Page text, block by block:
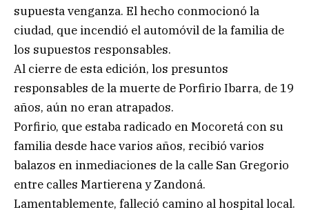
supuesta venganza. El hecho conmocionó la
ciudad, que incendió el automóvil de la familia de
los supuestos responsables.
Al cierre de esta edición, los presuntos
responsables de la muerte de Porfirio Ibarra, de 19
años, aún no eran atrapados.
Porfirio, que estaba radicado en Mocoretá con su
familia desde hace varios años, recibió varios
balazos en inmediaciones de la calle San Gregorio
entre calles Martierena y Zandoná.
Lamentablemente, falleció camino al hospital local.